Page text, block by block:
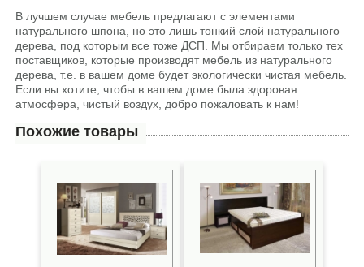
В лучшем случае мебель предлагают с элементами
натурального шпона, но это лишь тонкий слой натурального
дерева, под которым все тоже ДСП. Мы отбираем только тех
поставщиков, которые производят мебель из натурального
дерева, т.е. в вашем доме будет экологически чистая мебель.
Если вы хотите, чтобы в вашем доме была здоровая
атмосфера, чистый воздух, добро пожаловать к нам!
Похожие товары